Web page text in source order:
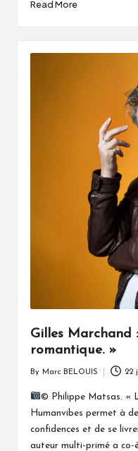
Read More
Gilles Marchand
romantique. »
by
By Marc BELOUIS 22
© Philippe Matsas. «
Humanvibes permet à
confidences et de se
auteur multi-primé a co-